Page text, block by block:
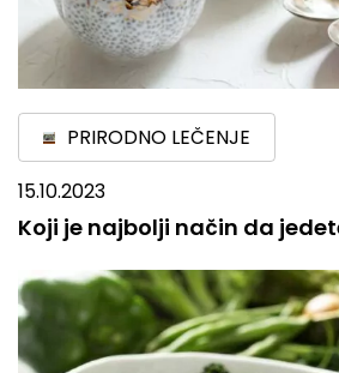
PRIRODNO LEČENJE
15.10.2023
Koji je najbolji način da